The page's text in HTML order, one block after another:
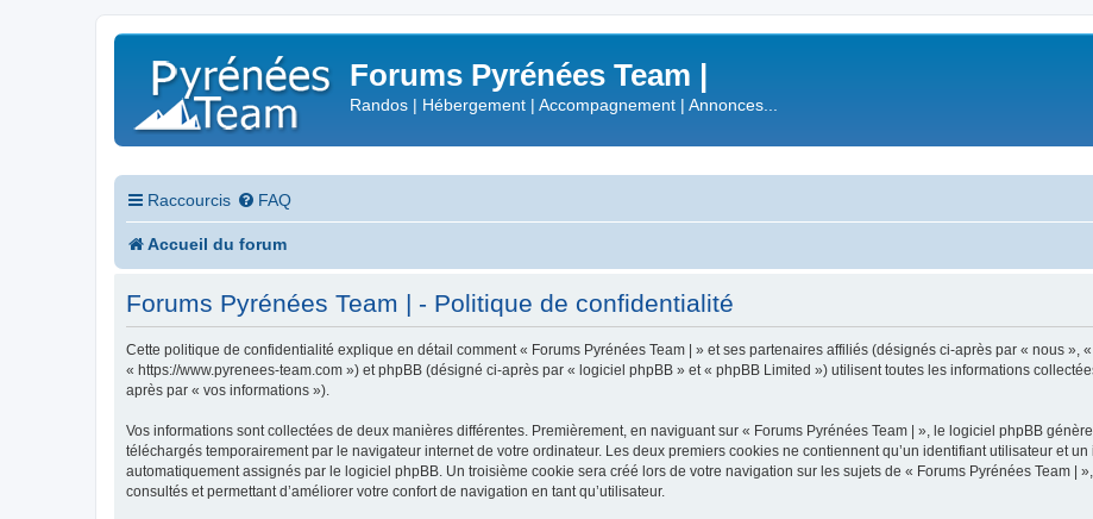
Forums Pyrénées Team |
Randos | Hébergement | Accompagnement | Annonces...
Raccourcis FAQ
Accueil du forum
Forums Pyrénées Team | - Politique de confidentialité
Cette politique de confidentialité explique en détail comment « Forums Pyrénées Team | » et ses partenaires affiliés (désignés ci-après par « nous »,
« https://www.pyrenees-team.com ») et phpBB (désigné ci-après par « logiciel phpBB » et « phpBB Limited ») utilisent toutes les informations
après par « vos informations »).
Vos informations sont collectées de deux manières différentes. Premièrement, en naviguant sur « Forums Pyrénées Team | », le logiciel phpBB
téléchargés temporairement par le navigateur internet de votre ordinateur. Les deux premiers cookies ne contiennent qu’un identifiant utilisateur et
automatiquement assignés par le logiciel phpBB. Un troisième cookie sera créé lors de votre navigation sur les sujets de « Forums Pyrénées Team |
consultés et permettant d’améliorer votre confort de navigation en tant qu’utilisateur.